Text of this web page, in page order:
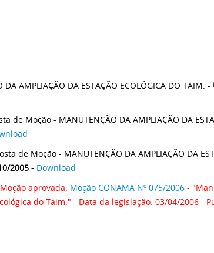
AMPLIAÇÃO DA ESTAÇÃO ECOLÓGICA DO TAIM. -
Moção - MANUTENÇÃO DA AMPLIAÇÃO DA
de Moção - MANUTENÇÃO DA AMPLIAÇÃO DA
2005 - Download
Moção aprovada. Moção CONAMA Nº 075/2006 -
do Taim." - Data da legislação: 03/04/2006 -